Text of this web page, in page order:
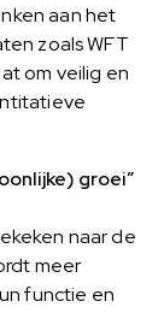
aan het
zoals WFT
om veilig en
groei”
naar de
meer
functie en